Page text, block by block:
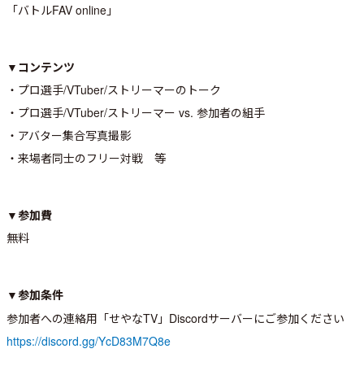
「バトルFAV online」
▼コンテンツ
・プロ選手/VTuber/ストリーマーのトーク
・プロ選手/VTuber/ストリーマー vs. 参加者の組手
・アバター集合写真撮影
・来場者同士のフリー対戦 等
▼参加費
無料
▼参加条件
参加者への連絡用「せやなTV」Discordサーバーにご参加ください
https://discord.gg/YcD83M7Q8e